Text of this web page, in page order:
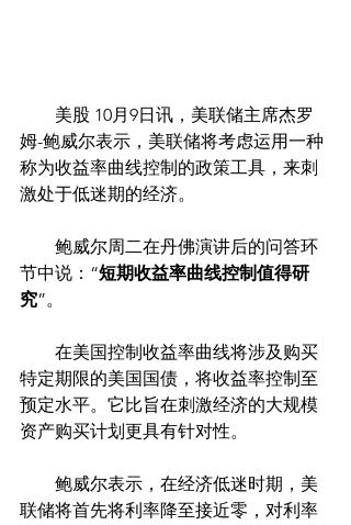
姆-鲍威尔表示，美联储将考虑运用一种
称为收益率曲线控制的政策工具，来刺
激处于低迷期的经济。
鲍威尔周二在丹佛演讲后的问答环
节中说：“短期收益率曲线控制值得研
究”。
在美国控制收益率曲线将涉及购买
特定期限的美国国债，将收益率控制至
预定水平。它比旨在刺激经济的大规模
资产购买计划更具有针对性。
鲍威尔表示，在经济低迷时期，美
联储将首先将利率降至接近零，对利率